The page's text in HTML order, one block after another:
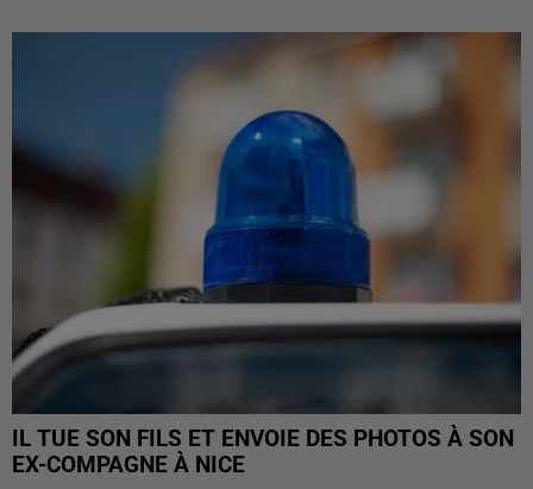
IL TUE SON FILS ET ENVOIE DES PHOTOS À SON
EX-COMPAGNE À NICE